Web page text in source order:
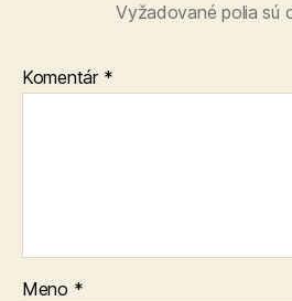
Vyžadované polia sú
Komentár *
Meno *